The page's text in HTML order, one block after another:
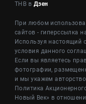
ТНВ в Дзен
При любом
сайтов - гиперссылка
Используя настоящий
условия данного
Если вы являетесь
фотографии,
и мы укажем
Политика
Новый Век» в